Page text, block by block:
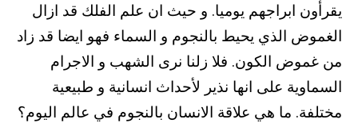
يقرأون ابراجهم يوميا. و حيث ان علم الفلك قد ازال
الغموض الذي يحيط بالنجوم و السماء فهو ايضا قد زاد
من غموض الكون. فلا زلنا نرى الشهب و الاجرام
السماوية على انها نذير لأحداث انسانية و طبيعية
مختلفة. ما هي علاقة الانسان بالنجوم في عالم اليوم؟